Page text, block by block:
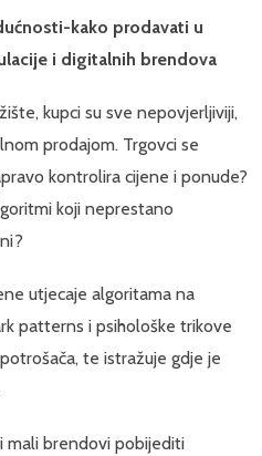
kako prodavati u
i digitalnih brendova
kupci su sve nepovjerljiviji,
prodajom. Trgovci se
kontrolira cijene i ponude?
koji neprestano
utjecaje algoritama na
patterns i psihološke trikove
te istražuje gdje je
mali brendovi pobijediti